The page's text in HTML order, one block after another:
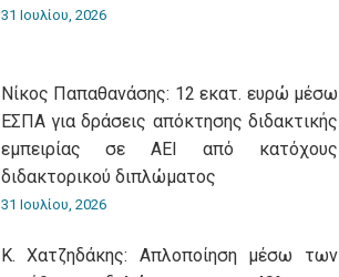
31 Ιουλίου, 2026
Νίκος Παπαθανάσης: 12 εκατ. ευρώ μέσω
ΕΣΠΑ για δράσεις απόκτησης διδακτικής
εμπειρίας σε ΑΕΙ από κατόχους
διδακτορικού διπλώματος
31 Ιουλίου, 2026
Κ. Χατζηδάκης: Aπλοποίηση μέσω των